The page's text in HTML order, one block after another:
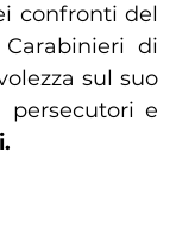
confronti del
di
sul suo
e